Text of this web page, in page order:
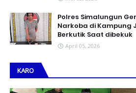
Polres Simalungun
Narkoba di Kampung
Berkutik Saat dibekuk
April 05, 2026
KARO